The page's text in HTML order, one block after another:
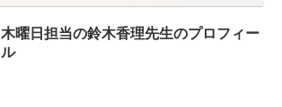
木曜日担当の鈴木香理先生のプロフィー
ル